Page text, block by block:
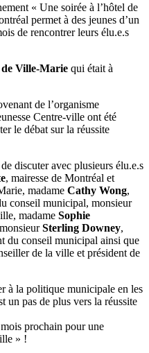
« Une soirée à l’hôtel de
permet à des jeunes d’un
de rencontrer leurs élu.e.s
de Ville-Marie qui était à
de l’organisme
Centre-ville ont été
le débat sur la réussite
discuter avec plusieurs élu.e.s
, mairesse de Montréal et
madame Cathy Wong,
conseil municipal, monsieur
madame Sophie
Sterling Downey,
du conseil municipal ainsi que
de la ville et président de
à la politique municipale en les
un pas de plus vers la réussite
prochain pour une
» !